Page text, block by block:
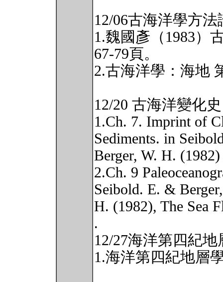
12/06古海洋學方法
1.魏國彥（1983）
67-79頁。
2.古海洋學：海地
12/20 古海洋變化史
1.Ch. 7. Imprint of
Sediments. in
Berger, W. H.
2.Ch. 9
Seibold. E. &
H. (1982), The Sea
.
12/27海洋第四紀地
1.海洋第四紀地層